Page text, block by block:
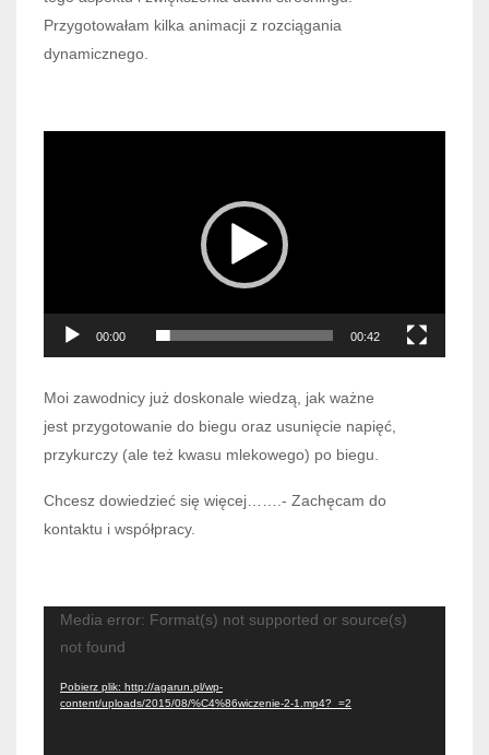
Przygotowałam kilka animacji z rozciągania
dynamicznego.
00:00 00:42
Moi zawodnicy już doskonale wiedzą, jak ważne
jest przygotowanie do biegu oraz usunięcie napięć,
przykurczy (ale też kwasu mlekowego) po biegu.
Chcesz dowiedzieć się więcej…….- Zachęcam do
kontaktu i współpracy.
Odtwarzacz
video
Media error: Format(s) not supported or source(s)
not found
Pobierz plik: http://agarun.pl/wp-
content/uploads/2015/08/%C4%86wiczenie-2-1.mp4?_=2